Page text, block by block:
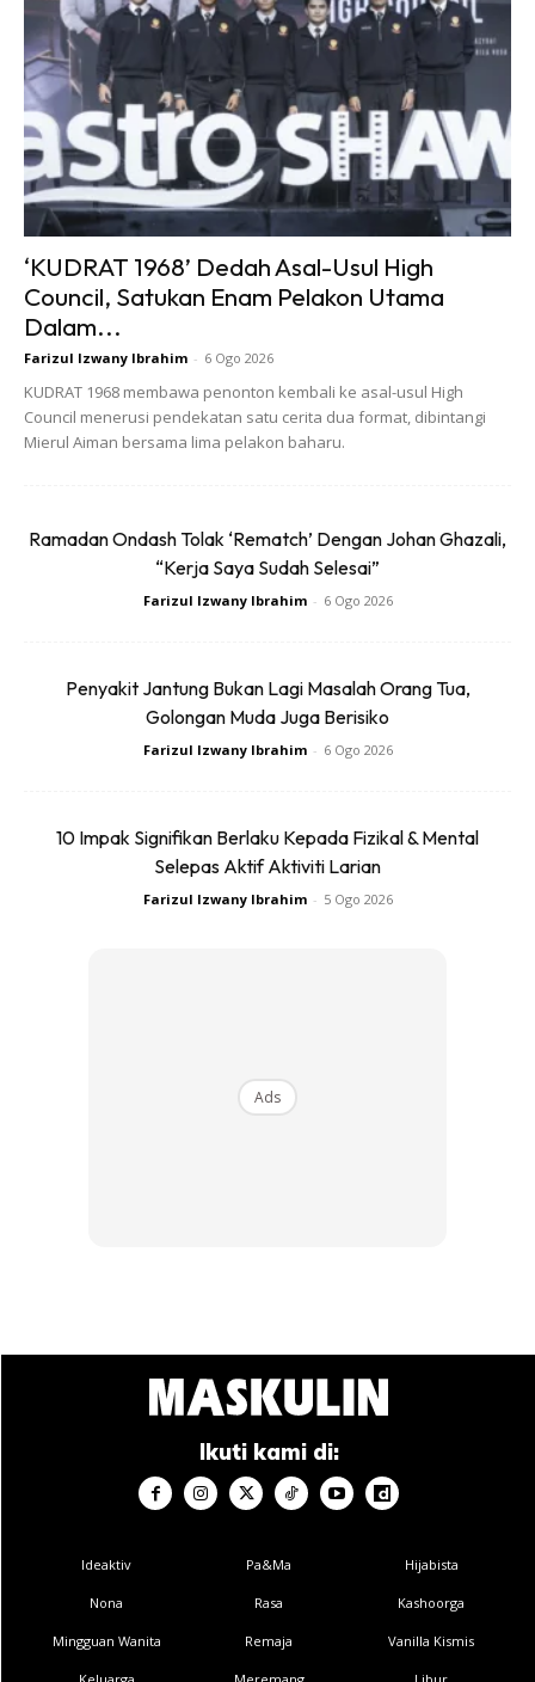
foto: grimmermotors.co.nz
CABUT KUNCI
Selepas anda pastikan kedua-kedua enjin kereta
dimatikan, cabut dahulu kunci. Kemudian buka bonet
hadapan.
SAMBUNG KABEL JUMPER – KLIP
POSITIF
Mula-mula, sambungkan klip kabel jumper dengan
menyambungkan terminal positif kabel jumper kereta
Kebiasaannya terminal positif mempunyai penutup plastik
berwarna merah dengan simbol tambah (+). Kemudian,
sambungkan hujung klip kabel jumper kereta yang lain
HIDUPKAN ENJIN
Apabila sambungan dipastikan baik, hidupkan enjin kereta
‘KUDRAT 1968’ Dedah Asal-Usul High
Council, Satukan Enam Pelakon Utama
Dalam...
Farizul Izwany Ibrahim - 6 Ogo 2026
KUDRAT 1968 membawa penonton kembali ke asal-usul High
Council menerusi pendekatan satu cerita dua format, dibintangi
Mierul Aiman bersama lima pelakon baharu.
Ramadan Ondash Tolak ‘Rematch’ Dengan Johan Ghazali,
“Kerja Saya Sudah Selesai”
Farizul Izwany Ibrahim - 6 Ogo 2026
Penyakit Jantung Bukan Lagi Masalah Orang Tua,
Golongan Muda Juga Berisiko
Farizul Izwany Ibrahim - 6 Ogo 2026
10 Impak Signifikan Berlaku Kepada Fizikal & Mental
Selepas Aktif Aktiviti Larian
Farizul Izwany Ibrahim - 5 Ogo 2026
Ads
Ikuti kami di:
Ideaktiv
Nona
Mingguan Wanita
Pa&Ma
Rasa
Remaja
Hijabista
Kashoorga
Vanilla Kismis